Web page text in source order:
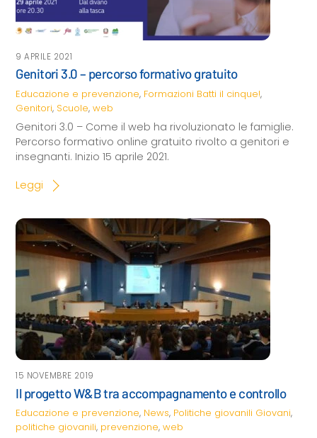
9 APRILE 2021
Genitori 3.0 – percorso formativo gratuito
Educazione e prevenzione, Formazioni Batti il cinque!,
Genitori, Scuole,web
Genitori 3.0 – Come il web ha rivoluzionato le famiglie.
Percorso formativo online gratuito rivolto a genitori e
insegnanti. Inizio 15 aprile 2021.
Leggi
15 NOVEMBRE 2019
Il progetto W&B tra accompagnamento e controllo
Educazione e prevenzione, News, Politiche giovanili Giovani,
politiche giovanili, prevenzione,web